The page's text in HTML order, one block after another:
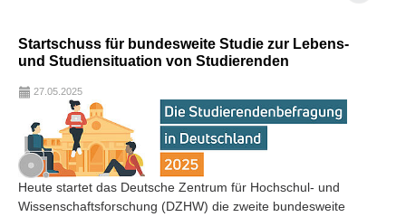
Startschuss für bundesweite Studie zur Lebens-
und Studiensituation von Studierenden
27.05.2025
Heute startet das Deutsche Zentrum für Hochschul- und
Wissenschaftsforschung (DZHW) die zweite bundesweite